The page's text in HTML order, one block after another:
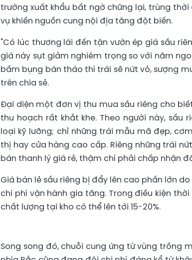
trường xuất khẩu bất ngờ chững lại, trùng
vụ khiến nguồn cung nội địa tăng đột biến.
"Có lúc thương lái đến tận vườn ép giá sầu
giá này sụt giảm nghiêm trọng so với năm
bấm bụng bán tháo thì trái sẽ nứt vỏ, sượng
trên chia sẻ.
Đại diện một đơn vị thu mua sầu riêng cho
thu hoạch rất khắt khe. Theo người này, sầu
loại kỹ lưỡng; chỉ những trái mẫu mã đẹp,
thị hay cửa hàng cao cấp. Riêng những trái
bán thanh lý giá rẻ, thậm chí phải chấp nhận
Giá bán lẻ sầu riêng bị đẩy lên cao phần lớn
chi phí vận hành gia tăng. Trong điều kiện
chất lượng tại kho có thể lên tới 15-20%.
Song song đó, chuỗi cung ứng từ vùng trồng